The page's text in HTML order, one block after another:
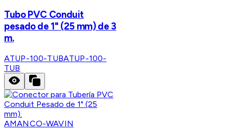
Tubo PVC Conduit
pesado de 1" (25 mm) de 3
m.
ATUP-100-TUBATUP-100-
TUB
AMANCO-WAVIN